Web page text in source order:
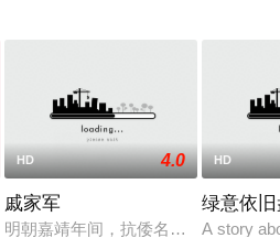
年的成长与救赎：拼死逃离毒窟
HD 4.0
戚家军
明朝嘉靖年间，抗倭名将张经为奸臣
HD
绿意依
A story